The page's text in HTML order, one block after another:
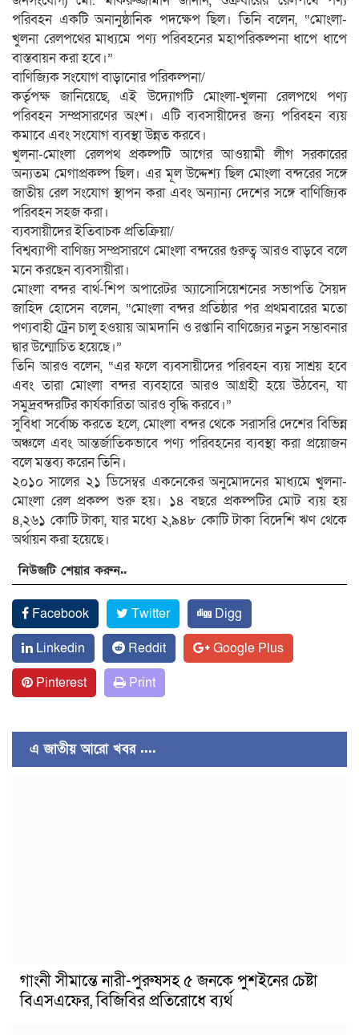
পরিবহন একটি অনানুষ্ঠানিক পদক্ষেপ ছিল। তিনি বলেন, “মোংলা-
খুলনা রেলপথের মাধ্যমে পণ্য পরিবহনের মহাপরিকল্পনা ধাপে ধাপে
বাস্তবায়ন করা হবে।”
বাণিজ্যিক সংযোগ বাড়ানোর পরিকল্পনা/
কর্তৃপক্ষ জানিয়েছে, এই উদ্যোগটি মোংলা-খুলনা রেলপথে পণ্য
পরিবহন সম্প্রসারণের অংশ। এটি ব্যবসায়ীদের জন্য পরিবহন ব্যয়
কমাবে এবং সংযোগ ব্যবস্থা উন্নত করবে।
খুলনা-মোংলা রেলপথ প্রকল্পটি আগের আওয়ামী লীগ সরকারের
অন্যতম মেগাপ্রকল্প ছিল। এর মূল উদ্দেশ্য ছিল মোংলা বন্দরের সঙ্গে
জাতীয় রেল সংযোগ স্থাপন করা এবং অন্যান্য দেশের সঙ্গে বাণিজ্যিক
পরিবহন সহজ করা।
ব্যবসায়ীদের ইতিবাচক প্রতিক্রিয়া/
বিশ্বব্যাপী বাণিজ্য সম্প্রসারণে মোংলা বন্দরের গুরুত্ব আরও বাড়বে বলে
মনে করছেন ব্যবসায়ীরা।
মোংলা বন্দর বার্থ-শিপ অপারেটর অ্যাসোসিয়েশনের সভাপতি সৈয়দ
জাহিদ হোসেন বলেন, “মোংলা বন্দর প্রতিষ্ঠার পর প্রথমবারের মতো
পণ্যবাহী ট্রেন চালু হওয়ায় আমদানি ও রপ্তানি বাণিজ্যের নতুন সম্ভাবনার
দ্বার উন্মোচিত হয়েছে।”
তিনি আরও বলেন, “এর ফলে ব্যবসায়ীদের পরিবহন ব্যয় সাশ্রয় হবে
এবং তারা মোংলা বন্দর ব্যবহারে আরও আগ্রহী হয়ে উঠবেন, যা
সমুদ্রবন্দরটির কার্যকারিতা আরও বৃদ্ধি করবে।”
সুবিধা সর্বোচ্চ করতে হলে, মোংলা বন্দর থেকে সরাসরি দেশের বিভিন্ন
অঞ্চলে এবং আন্তর্জাতিকভাবে পণ্য পরিবহনের ব্যবস্থা করা প্রয়োজন
বলে মন্তব্য করেন তিনি।
২০১০ সালের ২১ ডিসেম্বর একনেকের অনুমোদনের মাধ্যমে খুলনা-
মোংলা রেল প্রকল্প শুরু হয়। ১৪ বছরে প্রকল্পটির মোট ব্যয় হয়
৪,২৬১ কোটি টাকা, যার মধ্যে ২,৯৪৮ কোটি টাকা বিদেশি ঋণ থেকে
অর্থায়ন করা হয়েছে।
নিউজটি শেয়ার করুন..
Facebook Twitter
Digg
Linkedin
Reddit
Google Plus
Pinterest
Print
এ জাতীয় আরো খবর ....
গাংনী সীমান্তে নারী-পুরুষসহ ৫ জনকে পুশইনের চেষ্টা
বিএসএফের, বিজিবির প্রতিরোধে ব্যর্থ